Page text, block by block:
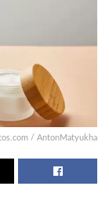
/ AntonMatyukha